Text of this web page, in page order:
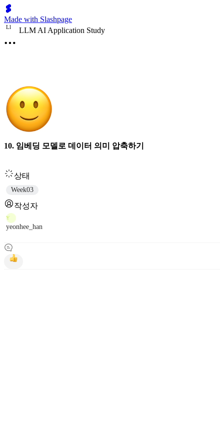
Made with Slashpage
Ll LLM AI Application Study
10. 임베딩 모델로 데이터 의미 압축하기
상태
Week03
작성자
Y
yeonhee_han